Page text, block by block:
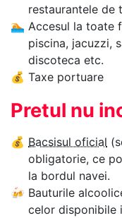
restaurantele de
🏊‍ Accesul la toate
piscina, jacuzzi,
discoteca etc.
💰 Taxe portuare
Pretul nu
💰 Bacsisul oficial
obligatorie, ce
la bordul navei.
🍻 Bauturile
celor disponibile